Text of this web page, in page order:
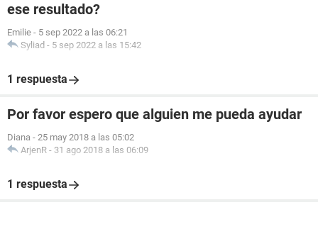
ese resultado?
Emilie - 5 sep 2022 a las 06:21
Syliad - 5 sep 2022 a las 15:42
1 respuesta
Por favor espero que alguien me pueda ayudar
Diana - 25 may 2018 a las 05:02
ArjenR - 31 ago 2018 a las 06:09
1 respuesta